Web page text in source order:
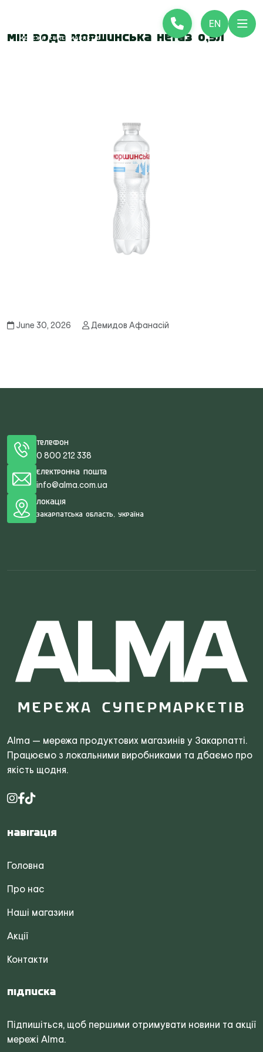
EN
Мін вода Моршинська негаз 0,5л
June 30, 2026 Демидов Афанасій
Телефон
0 800 212 338
Електронна пошта
info@alma.com.ua
Локація
Закарпатська область, Україна
Alma — мережа продуктових магазинів у Закарпатті.
Працюємо з локальними виробниками та дбаємо про
якість щодня.
Навігація
Головна
Про нас
Наші магазини
Акції
Контакти
Підписка
Підпишіться, щоб першими отримувати новини та акції
мережі Alma.